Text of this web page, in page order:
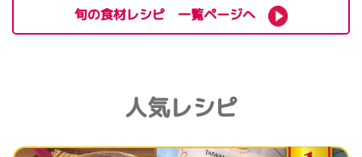
旬の食材レシピ 一覧ページへ
人気レシピ